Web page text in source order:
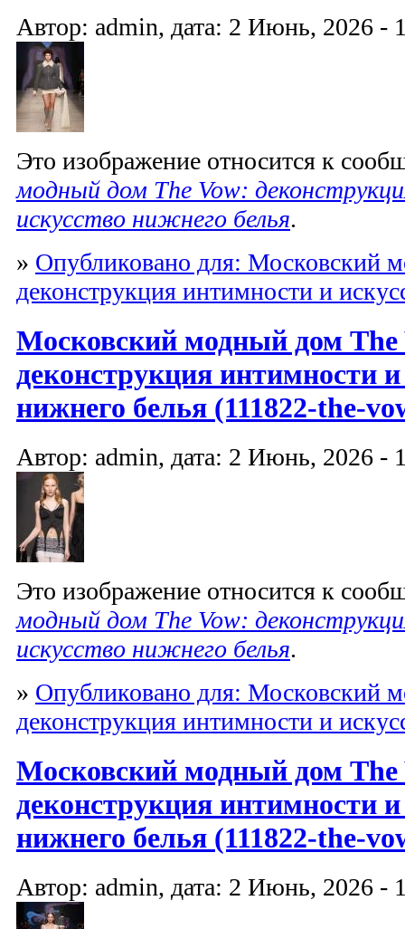
Автор: admin, дата: 2 Июнь, 2026 -
Это изображение относится к
модный дом The Vow:
искусство нижнего белья.
» Опубликовано для: Московский
деконструкция интимности и
Московский модный дом The
деконструкция интимности и
нижнего белья (111822-the-
Автор: admin, дата: 2 Июнь, 2026 -
Это изображение относится к
модный дом The Vow:
искусство нижнего белья.
» Опубликовано для: Московский
деконструкция интимности и
Московский модный дом The
деконструкция интимности и
нижнего белья (111822-the-
Автор: admin, дата: 2 Июнь, 2026 -